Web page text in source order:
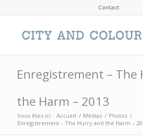
Contact
Enregistrement – The
the Harm – 2013
Vous êtes ici : Accueil / Médias / Photos /
Enregistrement – The Hurry and the Harm –